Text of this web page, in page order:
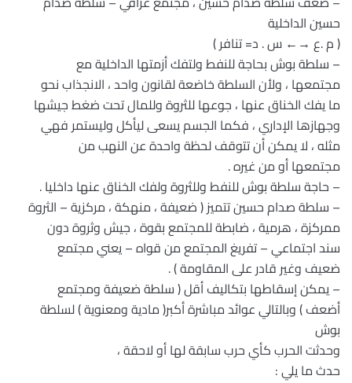
حسين الداخلية
( م .ع →← س . د= تنافر )
– سلطة بوش بحاجة للنفط ولتفك أزمتها الداخلية مع
مجتمعها ، ولأن السلطة خاضعة لقانون واحد ، الانجذاب نحو
ما يفك الخناق عنها ، جوعها للثروة وللمال تحت ضغط جيشها
وجهازها الإداري ، فكما الجسم يسعى ليأكل وليستمر فهي
مثله ، لا يمكن أن تتوقف لحظة واحدة عن النهب من
مجتمعها أو من غيره .
– حاجة سلطة بوش للنفط وللثروة ولفك الخناق عنها داخليا .
– سلطة صدام حسين تتميز ( ضعيفة ، منهكة ، مركزية – الثروة
ممركزة ، هرمية ، ضابطة للمجتمع بقوة ، جيش وثروة دون
سند اجتماعي – تفريغ المجتمع من قواه – يعني مجتمع
ضعيف وغير قادر على المقاومة ) .
– يمكن إسقاطها بتكاليف أقل ( سلطة ضعيفة ومجتمع
أضعف ) وبالتالي عوائد مباشرة أكبر( مادية ومعنوية ) لسلطة
بوش
وحدثت الحرب كأي حرب سابقة لها أو لاحقة ،
حدث ما يلي :